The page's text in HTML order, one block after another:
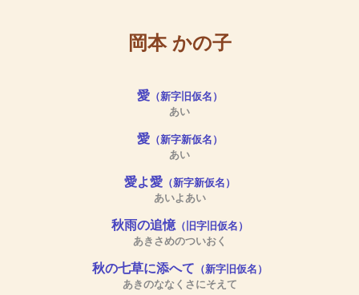
岡本 かの子
愛（新字旧仮名）
あい
愛（新字新仮名）
あい
愛よ愛（新字新仮名）
あいよあい
秋雨の追憶（旧字旧仮名）
あきさめのついおく
秋の七草に添へて （新字旧仮名）
あきのななくさにそえて